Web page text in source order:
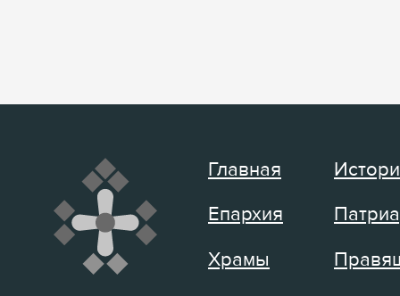
Главная
Епархия
Храмы